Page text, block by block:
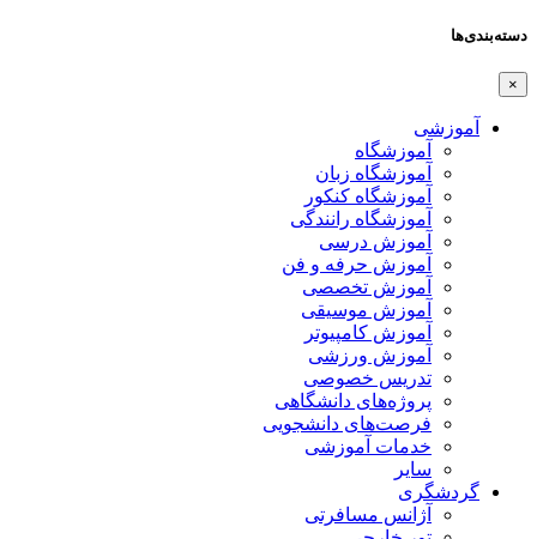
دسته‌بندی‌ها
×
آموزشی
آموزشگاه
آموزشگاه زبان
آموزشگاه کنکور
آموزشگاه رانندگی
آموزش درسی
آموزش حرفه و فن
آموزش تخصصی
آموزش موسیقی
آموزش کامپیوتر
آموزش ورزشی
تدریس خصوصی
پروژه‌های دانشگاهی
فرصت‌های دانشجویی
خدمات آموزشی
سایر
گردشگری
آژانس مسافرتی